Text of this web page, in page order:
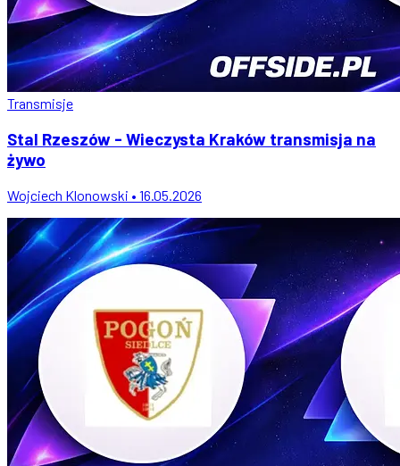
Transmisje
Stal Rzeszów - Wieczysta Kraków transmisja na
żywo
Wojciech Klonowski • 16.05.2026